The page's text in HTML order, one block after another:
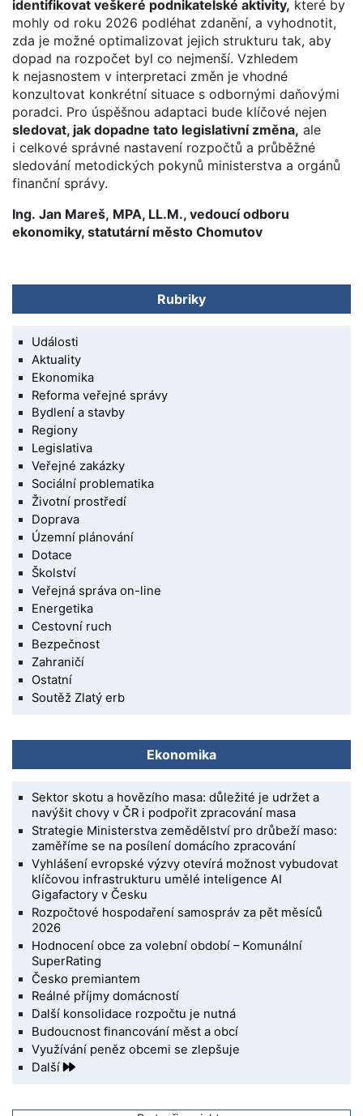
identifikovat veškeré podnikatelské aktivity, které by
mohly od roku 2026 podléhat zdanění, a vyhodnotit,
zda je možné optimalizovat jejich strukturu tak, aby
dopad na rozpočet byl co nejmenší. Vzhledem
k nejasnostem v interpretaci změn je vhodné
konzultovat konkrétní situace s odbornými daňovými
poradci. Pro úspěšnou adaptaci bude klíčové nejen
sledovat, jak dopadne tato legislativní změna, ale
i celkové správné nastavení rozpočtů a průběžné
sledování metodických pokynů ministerstva a orgánů
finanční správy.
Ing. Jan Mareš, MPA, LL.M., vedoucí odboru
ekonomiky, statutární město Chomutov
Rubriky
Události
Aktuality
Ekonomika
Reforma veřejné správy
Bydlení a stavby
Regiony
Legislativa
Veřejné zakázky
Sociální problematika
Životní prostředí
Doprava
Územní plánování
Dotace
Školství
Veřejná správa on-line
Energetika
Cestovní ruch
Bezpečnost
Zahraničí
Ostatní
Soutěž Zlatý erb
Ekonomika
Sektor skotu a hovězího masa: důležité je udržet a
navýšit chovy v ČR i podpořit zpracování masa
Strategie Ministerstva zemědělství pro drůbeží maso:
zaměříme se na posílení domácího zpracování
Vyhlášení evropské výzvy otevírá možnost vybudovat
klíčovou infrastrukturu umělé inteligence AI
Gigafactory v Česku
Rozpočtové hospodaření samospráv za pět měsíců
2026
Hodnocení obce za volební období – Komunální
SuperRating
Česko premiantem
Reálné příjmy domácností
Další konsolidace rozpočtu je nutná
Budoucnost financování měst a obcí
Využívání peněz obcemi se zlepšuje
Další